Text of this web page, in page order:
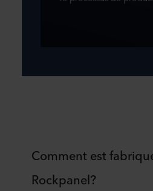
Comment est
Rockpanel?